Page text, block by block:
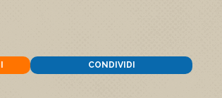
CONDIVIDI